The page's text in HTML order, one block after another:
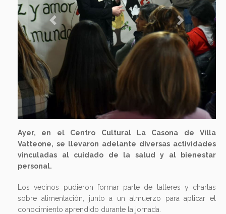
Previous Next
Ayer, en el Centro Cultural La Casona de Villa
Vatteone, se llevaron adelante diversas actividades
vinculadas al cuidado de la salud y al bienestar
personal.
Los vecinos pudieron formar parte de talleres y charlas
sobre alimentación, junto a un almuerzo para aplicar el
conocimiento aprendido durante la jornada.